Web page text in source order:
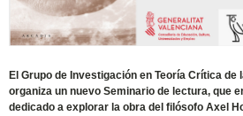
El Grupo de Investigación en Teoría Crítica de
organiza un nuevo Seminario de lectura, que
dedicado a explorar la obra del filósofo Axel